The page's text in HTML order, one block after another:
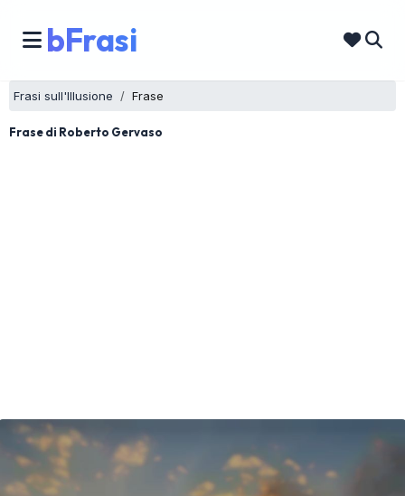
bFrasi
Frasi sull'Illusione Frase
Frase di Roberto Gervaso